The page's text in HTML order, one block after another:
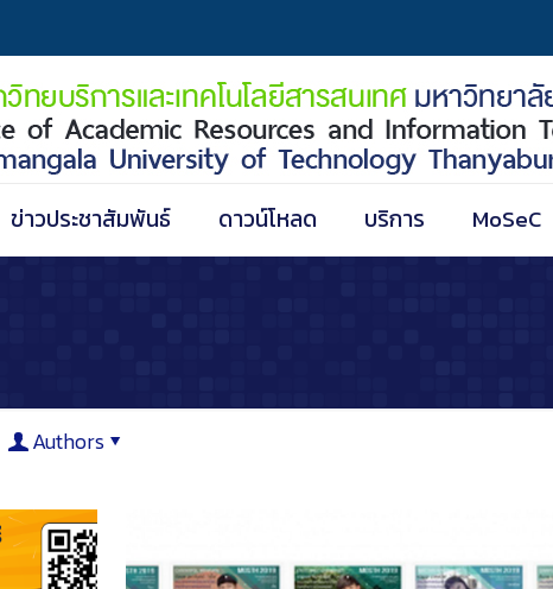
ข่าวประชาสัมพันธ์ ดาวน์โหลด บริการ MoSeC
Authors